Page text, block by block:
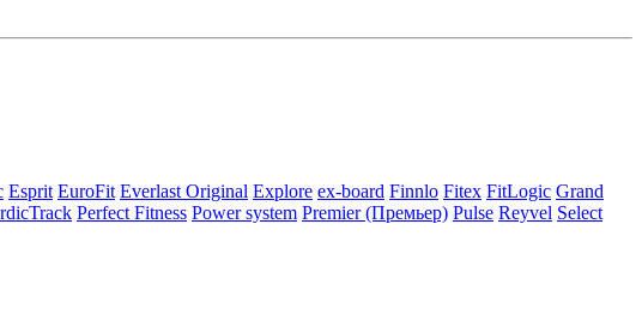
Esprit EuroFit Everlast Original Explore ex-board Finnlo Fitex FitLogic Grand
Perfect Fitness Power system Premier (Премьер) Pulse Reyvel Select